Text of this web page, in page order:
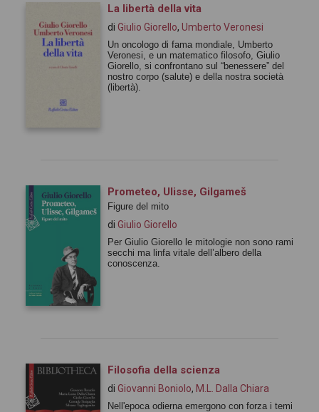
La libertà della vita
di Giulio Giorello, Umberto Veronesi
Un oncologo di fama mondiale, Umberto
Veronesi, e un matematico filosofo, Giulio
Giorello, si confrontano sul “benessere” del
nostro corpo (salute) e della nostra società
(libertà).
Prometeo, Ulisse, Gilgameš
Figure del mito
di Giulio Giorello
Per Giulio Giorello le mitologie non sono rami
secchi ma linfa vitale dell’albero della
conoscenza.
Filosofia della scienza
di Giovanni Boniolo, M.L. Dalla Chiara
Nell'epoca odierna emergono con forza i temi